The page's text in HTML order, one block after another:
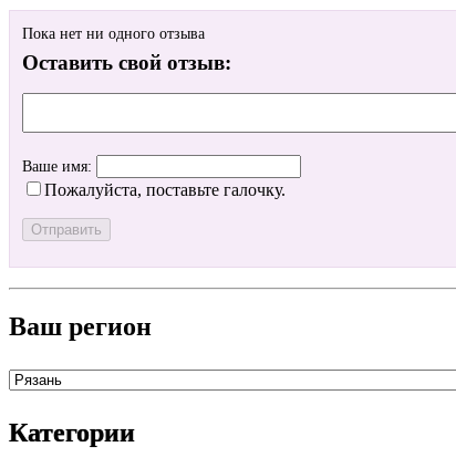
Пока нет ни одного отзыва
Оставить свой отзыв:
Ваше имя:
Пожалуйста, поставьте галочку.
Ваш регион
Категории